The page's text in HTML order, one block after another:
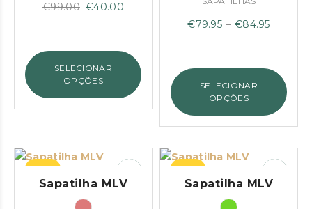
€99.00 O
€99.00.
€40.00
é:
€40.00.
SELECIONAR
OPÇÕES
€79.95 – €84.95Price
through
€84.95
SELECIONAR
OPÇÕES
–42%
Sapatilha MLV
–52%
Sapatilha MLV